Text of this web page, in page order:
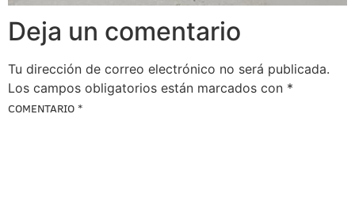
Deja un comentario
Tu dirección de correo electrónico no será publicada.
Los campos obligatorios están marcados con *
COMENTARIO *